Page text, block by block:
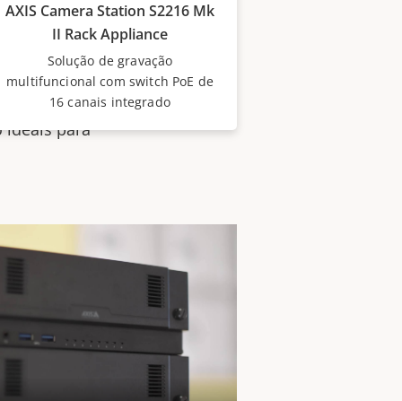
Pro e pré-
A série
ideais, por
ideais para
AXIS Camera Station S2216 Mk
II Rack Appliance
Solução de gravação
multifuncional com switch PoE de
16 canais integrado